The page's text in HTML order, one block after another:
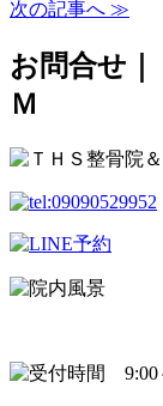
次の記事へ ≫
お問合せ｜
Ｍ